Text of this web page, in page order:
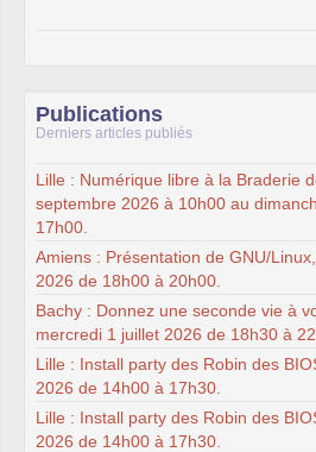
Publications
Derniers articles publiés
Lille : Numérique libre à la Braderie
septembre 2026 à 10h00 au
17h00.
Amiens : Présentation de GNU/
2026 de 18h00 à 20h00.
Bachy : Donnez une seconde vie à
mercredi 1 juillet 2026 de 18h30 à
Lille : Install party des Robin des
2026 de 14h00 à 17h30.
Lille : Install party des Robin des
2026 de 14h00 à 17h30.